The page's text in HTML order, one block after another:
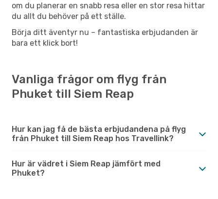
om du planerar en snabb resa eller en stor resa hittar
du allt du behöver på ett ställe.
Börja ditt äventyr nu – fantastiska erbjudanden är
bara ett klick bort!
Vanliga frågor om flyg från
Phuket till Siem Reap
Hur kan jag få de bästa erbjudandena på flyg
från Phuket till Siem Reap hos Travellink?
Hur är vädret i Siem Reap jämfört med
Phuket?